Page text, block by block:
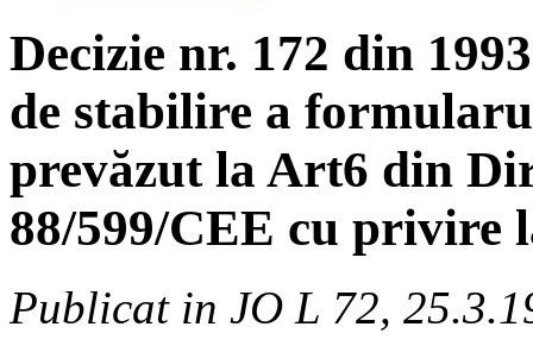
Decizie nr. 172 din 1993
de stabilire a
prevăzut la Art6 din
88/599/CEE cu
Publicat in JO L 72,